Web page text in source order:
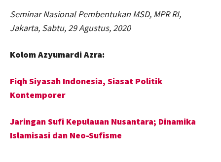
Seminar Nasional Pembentukan MSD, MPR RI,
Jakarta, Sabtu, 29 Agustus, 2020
Kolom Azyumardi Azra:
Fiqh Siyasah Indonesia, Siasat Politik
Kontemporer
Jaringan Sufi Kepulauan Nusantara; Dinamika
Islamisasi dan Neo-Sufisme